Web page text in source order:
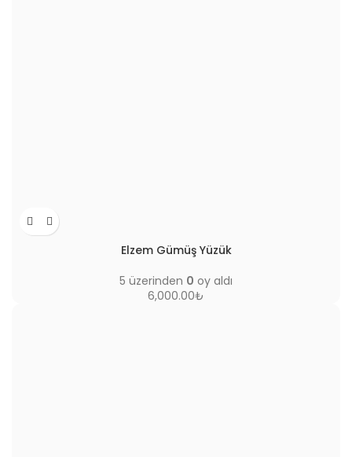
Elzem Gümüş Yüzük
5 üzerinden 0 oy aldı
6,000.00₺